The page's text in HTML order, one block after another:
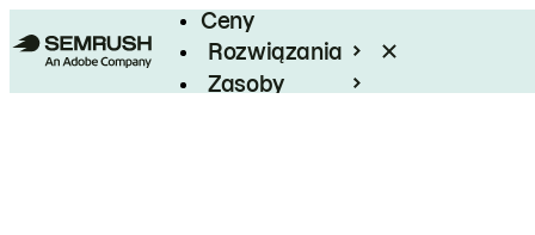
Ceny
Rozwiązania
Zasoby